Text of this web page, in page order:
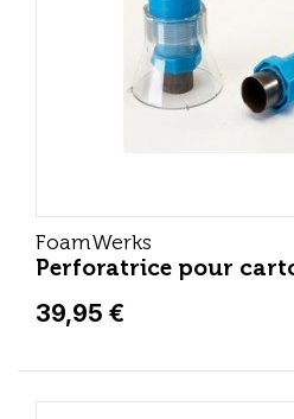
FoamWerks
Perforatrice pour
39,95 €